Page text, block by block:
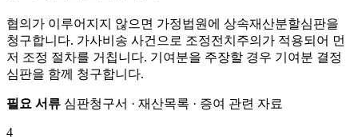
협의가 이루어지지 않으면 가정법원에 상속재산분할심판을
청구합니다. 가사비송 사건으로 조정전치주의가 적용되어 먼
저 조정 절차를 거칩니다. 기여분을 주장할 경우 기여분 결정
심판을 함께 청구합니다.
필요 서류 심판청구서 · 재산목록 · 증여 관련 자료
4